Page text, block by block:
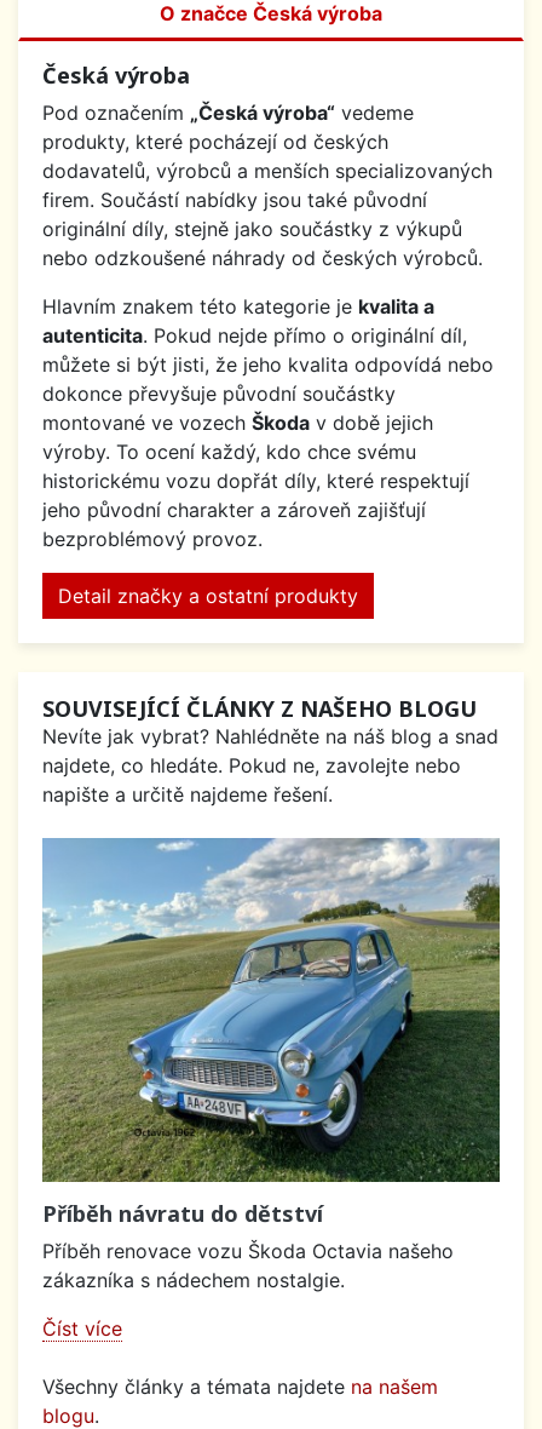
O značce Česká výroba
Česká výroba
Pod označením „Česká výroba“ vedeme
produkty, které pocházejí od českých
dodavatelů, výrobců a menších specializovaných
firem. Součástí nabídky jsou také původní
originální díly, stejně jako součástky z výkupů
nebo odzkoušené náhrady od českých výrobců.
Hlavním znakem této kategorie je kvalita a
autenticita. Pokud nejde přímo o originální díl,
můžete si být jisti, že jeho kvalita odpovídá nebo
dokonce převyšuje původní součástky
montované ve vozech Škoda v době jejich
výroby. To ocení každý, kdo chce svému
historickému vozu dopřát díly, které respektují
jeho původní charakter a zároveň zajišťují
bezproblémový provoz.
Detail značky a ostatní produkty
SOUVISEJÍCÍ ČLÁNKY Z NAŠEHO BLOGU
Nevíte jak vybrat? Nahlédněte na náš blog a snad
najdete, co hledáte. Pokud ne, zavolejte nebo
napište a určitě najdeme řešení.
Příběh návratu do dětství
Příběh renovace vozu Škoda Octavia našeho
zákazníka s nádechem nostalgie.
Číst více
Všechny články a témata najdete na našem
blogu.